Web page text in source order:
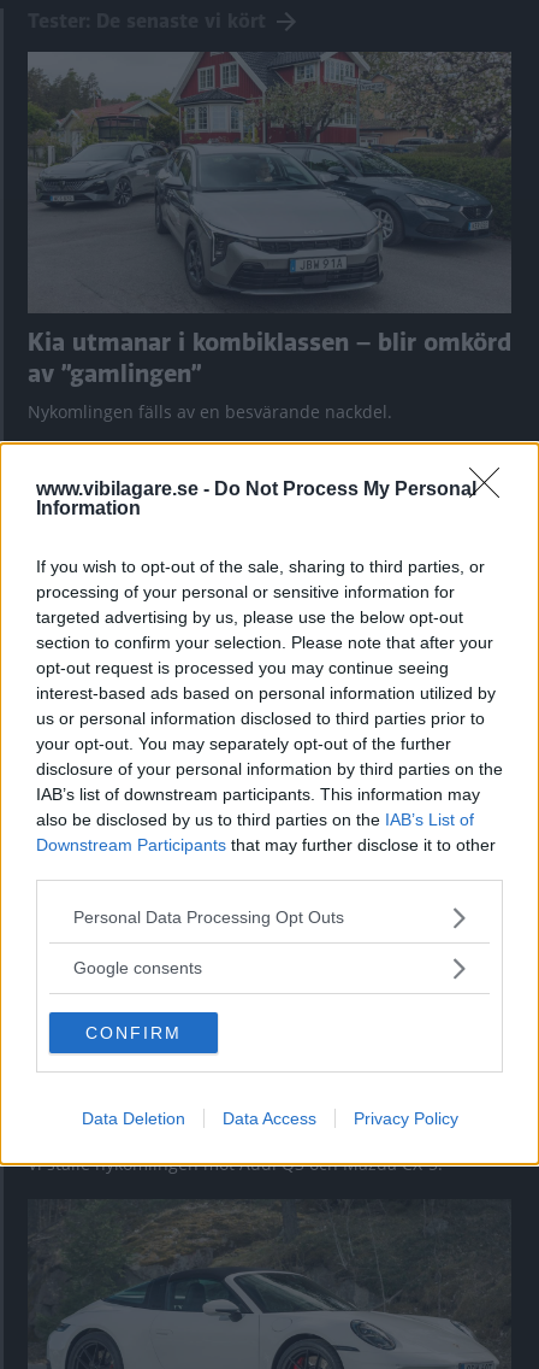
www.vibilagare.se - Do Not Process My Personal
Information
If you wish to opt-out of the sale, sharing to third parties, or
processing of your personal or sensitive information for
targeted advertising by us, please use the below opt-out
section to confirm your selection. Please note that after your
opt-out request is processed you may continue seeing
interest-based ads based on personal information utilized by
us or personal information disclosed to third parties prior to
your opt-out. You may separately opt-out of the further
disclosure of your personal information by third parties on the
IAB’s list of downstream participants. This information may
also be disclosed by us to third parties on the IAB’s List of
Downstream Participants that may further disclose it to other
Please note that this website/app uses one or more Google
not limited to your visit or usage behaviour. You may click to
use your data for below specified purposes in below Google
consent section.
Personal Data Processing Opt Outs
Google consents
CONFIRM
Data Deletion Data Access Privacy Policy
Kia utmanar i kombiklassen – blir omkörd
av ”gamlingen”
Nykomlingen fälls av en besvärande nackdel.
”God chans att bli ny favorit”
Utbudet av terrängdugliga kombibilar har krympt men fylls
nu på av eldrivna Toyota bZ4X Touring. Vi provkör.
Så står sig nya Toyota RAV4
Vi ställe nykomlingen mot Audi Q3 och Mazda CX-5.